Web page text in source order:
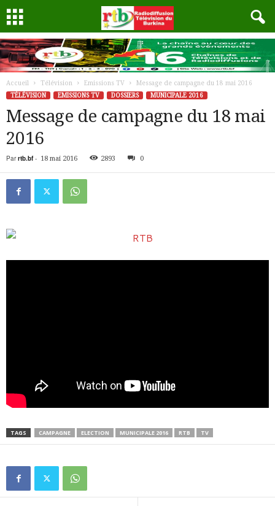
Accueil Télévision Emissions TV
Message de campagne du 18 mai 2016
TÉLÉVISION
EMISSIONS TV DOSSIERS MUNICIPALE 2016
Message de campagne du 18 mai
2016
Par rtb.bf- 18 mai 2016 2893 0
TAGS CAMPAGNE ELECTION MUNICIPALE 2016 RTB TV